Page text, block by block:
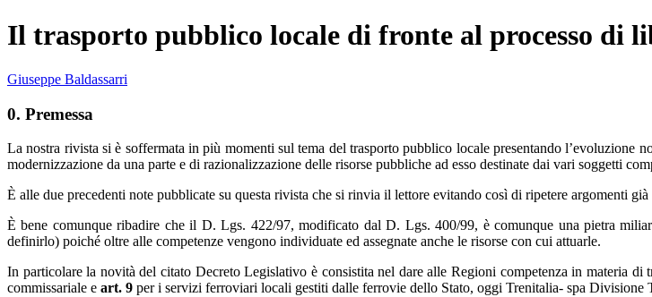
Il trasporto pubblico locale di fronte al processo di
Giuseppe Baldassarri
0. Premessa
La nostra rivista si è soffermata in più momenti sul tema del trasporto pubblico locale presentando l’evoluzione
modernizzazione da una parte e di razionalizzazione delle risorse pubbliche ad esso destinate dai vari soggetti
È alle due precedenti note pubblicate su questa rivista che si rinvia il lettore evitando così di ripetere argomenti
È bene comunque ribadire che il D. Lgs. 422/97, modificato dal D. Lgs. 400/99, è comunque una pietra
definirlo) poiché oltre alle competenze vengono individuate ed assegnate anche le risorse con cui attuarle.
In particolare la novità del citato Decreto Legislativo è consistita nel dare alle Regioni competenza in materia di
commissariale e art. 9 per i servizi ferroviari locali gestiti dalle ferrovie dello Stato, oggi Trenitalia- spa Divisione